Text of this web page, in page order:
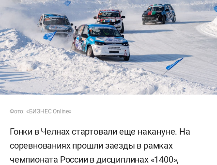
Фото: «БИЗНЕС Online»
Гонки в Челнах стартовали еще накануне. На
соревнованиях прошли заезды в рамках
чемпионата России в дисциплинах «1400»,